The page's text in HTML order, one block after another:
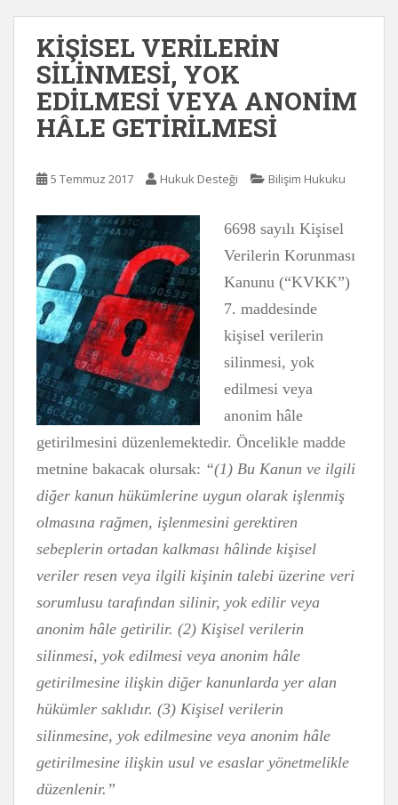
KİŞİSEL VERİLERİN
SİLİNMESİ, YOK
EDİLMESİ VEYA ANONİM
HÂLE GETİRİLMESİ
5 Temmuz 2017 Hukuk Desteği Bilişim Hukuku
6698 sayılı Kişisel
Verilerin Korunması
Kanunu (“KVKK”)
7. maddesinde
kişisel verilerin
silinmesi, yok
edilmesi veya
anonim hâle
getirilmesini düzenlemektedir. Öncelikle madde
metnine bakacak olursak: “(1) Bu Kanun ve ilgili
diğer kanun hükümlerine uygun olarak işlenmiş
olmasına rağmen, işlenmesini gerektiren
sebeplerin ortadan kalkması hâlinde kişisel
veriler resen veya ilgili kişinin talebi üzerine veri
sorumlusu tarafından silinir, yok edilir veya
anonim hâle getirilir. (2) Kişisel verilerin
silinmesi, yok edilmesi veya anonim hâle
getirilmesine ilişkin diğer kanunlarda yer alan
hükümler saklıdır. (3) Kişisel verilerin
silinmesine, yok edilmesine veya anonim hâle
getirilmesine ilişkin usul ve esaslar yönetmelikle
düzenlenir.”